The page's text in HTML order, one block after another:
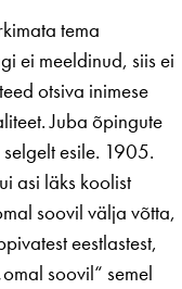
tema
ei meeldinud, siis ei
otsiva inimese
Juba õpingute
esile. 1905.
asi läks koolist
soovil välja võtta,
eestlastest,
soovil“ semel